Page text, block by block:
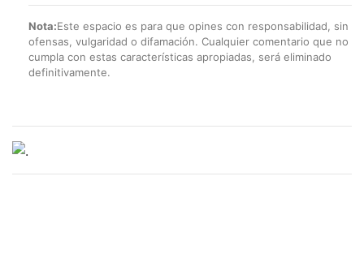
Nota:Este espacio es para que opines con responsabilidad, sin
ofensas, vulgaridad o difamación. Cualquier comentario que no
cumpla con estas características apropiadas, será eliminado
definitivamente.